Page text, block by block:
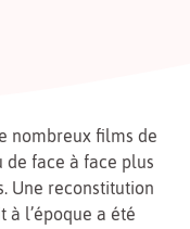
nombreux films de
de face à face plus
Une reconstitution
à l’époque a été